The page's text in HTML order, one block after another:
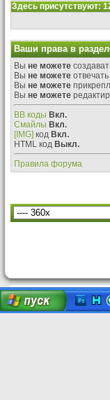
Здесь присутствуют:
Ваши права в
Вы не можете
Вы не можете
Вы не можете
Вы не можете
BB коды Вкл.
Смайлы Вкл.
[IMG] код Вкл.
HTML код Выкл.
Правила форума